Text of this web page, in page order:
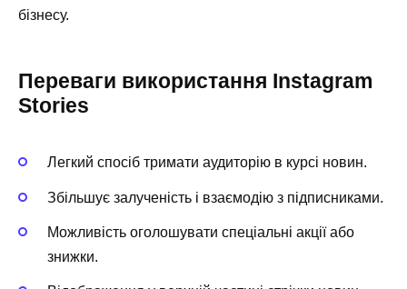
бізнесу.
Переваги використання Instagram
Stories
Легкий спосіб тримати аудиторію в курсі новин.
Збільшує залученість і взаємодію з підписниками.
Можливість оголошувати спеціальні акції або
знижки.